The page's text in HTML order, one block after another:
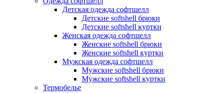
Детская одежда софтшелл
Детские softshell брюки
Детские softshell куртки
Женская одежда софтшелл
Женские softshell брюки
Женские softshell куртки
Мужская одежда софтшелл
Мужские softshell брюки
Мужские softshell куртки
Термобелье